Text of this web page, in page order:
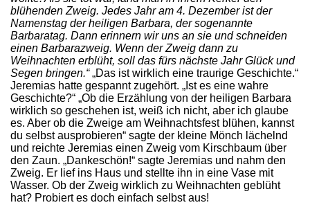
blühenden Zweig. Jedes Jahr am 4. Dezember ist der
Namenstag der heiligen Barbara, der sogenannte
Barbaratag. Dann erinnern wir uns an sie und schneiden
einen Barbarazweig. Wenn der Zweig dann zu
Weihnachten erblüht, soll das fürs nächste Jahr Glück und
Segen bringen.“„Das ist wirklich eine traurige Geschichte.“
Jeremias hatte gespannt zugehört. „Ist es eine wahre
Geschichte?“ „Ob die Erzählung von der heiligen Barbara
wirklich so geschehen ist, weiß ich nicht, aber ich glaube
es. Aber ob die Zweige am Weihnachtsfest blühen, kannst
du selbst ausprobieren“ sagte der kleine Mönch lächelnd
und reichte Jeremias einen Zweig vom Kirschbaum über
den Zaun. „Dankeschön!“ sagte Jeremias und nahm den
Zweig. Er lief ins Haus und stellte ihn in eine Vase mit
Wasser. Ob der Zweig wirklich zu Weihnachten geblüht
hat? Probiert es doch einfach selbst aus!